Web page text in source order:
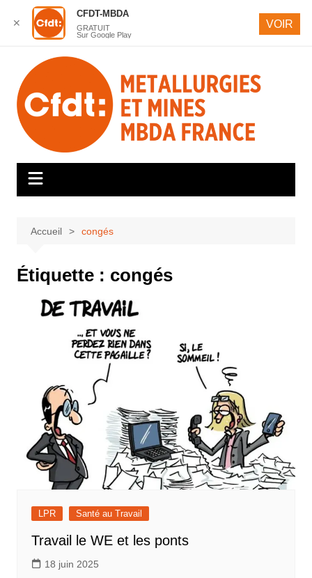
contenu
Accueil congés
Étiquette : congés
LPR Santé au Travail
Travail le WE et les ponts
18 juin 2025
✕
CFDT-MBDA
GRATUIT
Sur Google Play
VOIR